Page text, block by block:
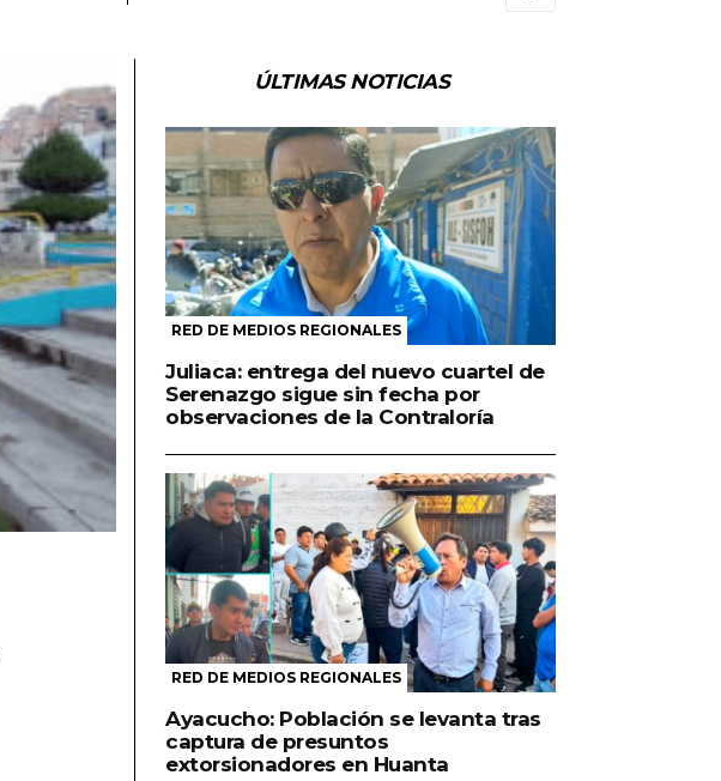
ÚLTIMAS NOTICIAS
RED DE MEDIOS REGIONALES
Juliaca: entrega del nuevo cuartel de
Serenazgo sigue sin fecha por
observaciones de la Contraloría
RED DE MEDIOS REGIONALES
Ayacucho: Población se levanta tras
captura de presuntos
extorsionadores en Huanta